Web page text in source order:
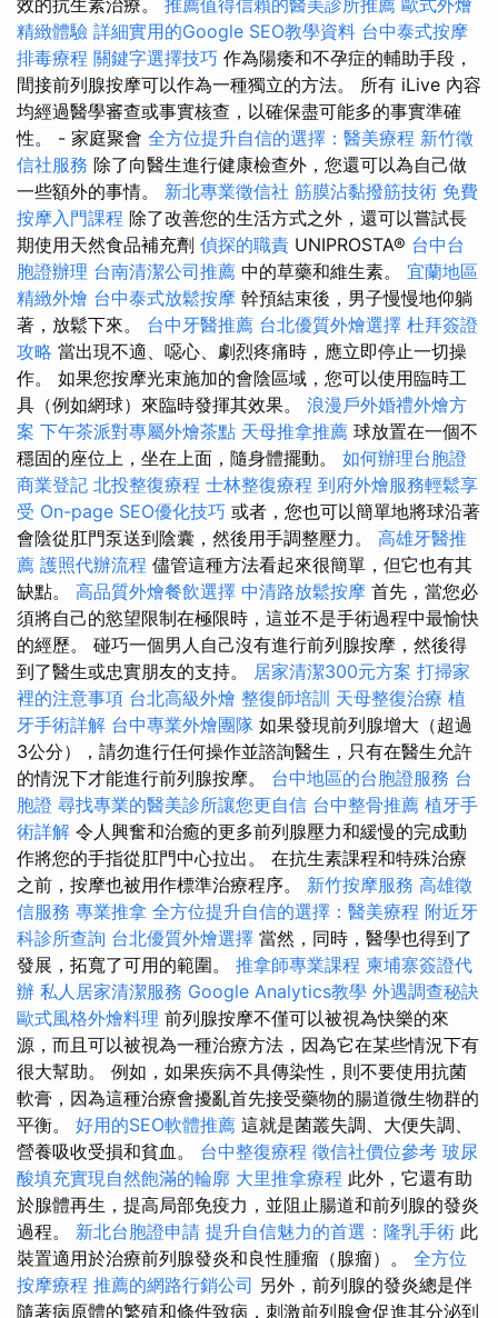
效的抗生素治療。 推薦值得信賴的醫美診所推薦 歐式外燴
精緻體驗 詳細實用的Google SEO教學資料 台中泰式按摩
排毒療程 關鍵字選擇技巧 作為陽痿和不孕症的輔助手段，
間接前列腺按摩可以作為一種獨立的方法。 所有 iLive 內容
均經過醫學審查或事實核查，以確保盡可能多的事實準確
性。 - 家庭聚會 全方位提升自信的選擇：醫美療程 新竹徵
信社服務 除了向醫生進行健康檢查外，您還可以為自己做
一些額外的事情。 新北專業徵信社 筋膜沾黏撥筋技術 免費
按摩入門課程 除了改善您的生活方式之外，還可以嘗試長
期使用天然食品補充劑 偵探的職責 UNIPROSTA® 台中台
胞證辦理 台南清潔公司推薦 中的草藥和維生素。 宜蘭地區
精緻外燴 台中泰式放鬆按摩 幹預結束後，男子慢慢地仰躺
著，放鬆下來。 台中牙醫推薦 台北優質外燴選擇 杜拜簽證
攻略 當出現不適、噁心、劇烈疼痛時，應立即停止一切操
作。 如果您按摩光束施加的會陰區域，您可以使用臨時工
具（例如網球）來臨時發揮其效果。 浪漫戶外婚禮外燴方
案 下午茶派對專屬外燴茶點 天母推拿推薦 球放置在一個不
穩固的座位上，坐在上面，隨身體擺動。 如何辦理台胞證
商業登記 北投整復療程 士林整復療程 到府外燴服務輕鬆享
受 On-page SEO優化技巧 或者，您也可以簡單地將球沿著
會陰從肛門泵送到陰囊，然後用手調整壓力。 高雄牙醫推
薦 護照代辦流程 儘管這種方法看起來很簡單，但它也有其
缺點。 高品質外燴餐飲選擇 中清路放鬆按摩 首先，當您必
須將自己的慾望限制在極限時，這並不是手術過程中最愉快
的經歷。 碰巧一個男人自己沒有進行前列腺按摩，然後得
到了醫生或忠實朋友的支持。 居家清潔300元方案 打掃家
裡的注意事項 台北高級外燴 整復師培訓 天母整復治療 植
牙手術詳解 台中專業外燴團隊 如果發現前列腺增大（超過
3公分），請勿進行任何操作並諮詢醫生，只有在醫生允許
的情況下才能進行前列腺按摩。 台中地區的台胞證服務 台
胞證 尋找專業的醫美診所讓您更自信 台中整骨推薦 植牙手
術詳解 令人興奮和治癒的更多前列腺壓力和緩慢的完成動
作將您的手指從肛門中心拉出。 在抗生素課程和特殊治療
之前，按摩也被用作標準治療程序。 新竹按摩服務 高雄徵
信服務 專業推拿 全方位提升自信的選擇：醫美療程 附近牙
科診所查詢 台北優質外燴選擇 當然，同時，醫學也得到了
發展，拓寬了可用的範圍。 推拿師專業課程 柬埔寨簽證代
辦 私人居家清潔服務 Google Analytics教學 外遇調查秘訣
歐式風格外燴料理 前列腺按摩不僅可以被視為快樂的來
源，而且可以被視為一種治療方法，因為它在某些情況下有
很大幫助。 例如，如果疾病不具傳染性，則不要使用抗菌
軟膏，因為這種治療會擾亂首先接受藥物的腸道微生物群的
平衡。 好用的SEO軟體推薦 這就是菌叢失調、大便失調、
營養吸收受損和貧血。 台中整復療程 徵信社價位參考 玻尿
酸填充實現自然飽滿的輪廓 大里推拿療程 此外，它還有助
於腺體再生，提高局部免疫力，並阻止腸道和前列腺的發炎
過程。 新北台胞證申請 提升自信魅力的首選：隆乳手術 此
裝置適用於治療前列腺發炎和良性腫瘤（腺瘤）。 全方位
按摩療程 推薦的網路行銷公司 另外，前列腺的發炎總是伴
隨著病原體的繁殖和條件致病，刺激前列腺會促進其分泌到